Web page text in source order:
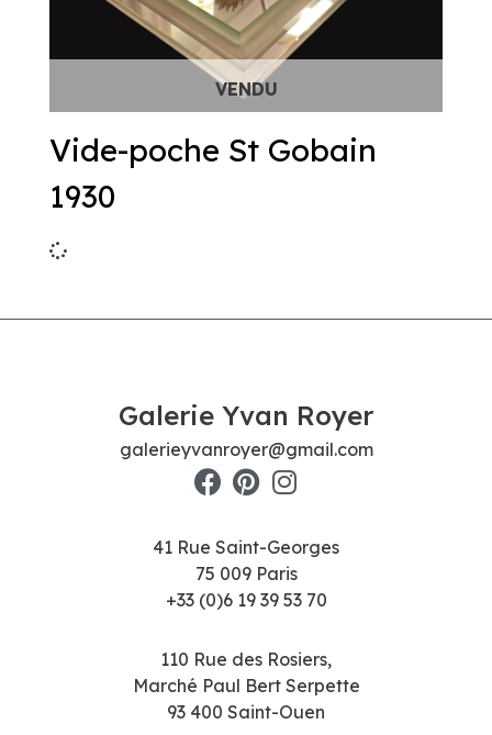
Vide-poche St Gobain
1930
Galerie Yvan Royer
galerieyvanroyer@gmail.com
41 Rue Saint-Georges
75 009 Paris
+33 (0)6 19 39 53 70
110 Rue des Rosiers,
Marché Paul Bert Serpette
93 400 Saint-Ouen